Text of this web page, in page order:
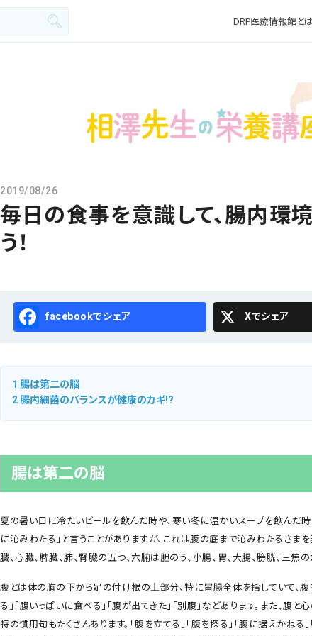
DRP医療情報館と
2019/08/26
毎日の食事を意識して、腸内環
う！
Facebook X
1 腸は第二の脳
2 腸内細菌のバランスが健康のカギ!?
腸は第二の脳
夏の暑い日に冷たいビールを飲んだ時や、寒い冬に温かいスープを飲んだ時
に沁みわたる」と言うことがありますが、これは腹の底まで沁みわたるさま
臓、心臓、脾臓、肺、腎臓の五つ、六腑は胆のう、小腸、胃、大腸、膀胱、三焦の
腹とは体の胸の下から足の付け根の上部分、特に胃腸全体を指していて、腹
る」「腹いっぱいに食べる」「腹が出てきた」「別腹」などあります。また、腹
特の慣用句もたくさんあります。「腹を立てる」「腹を探る」「腹に据えかねる